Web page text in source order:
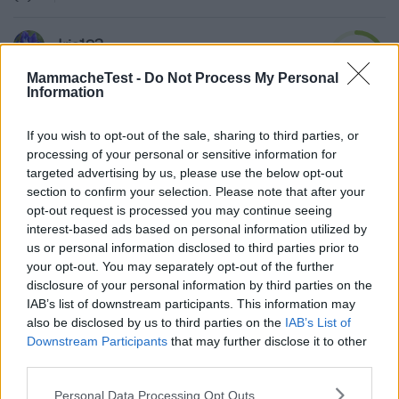
MammacheTest - Do Not Process My Personal
Information
If you wish to opt-out of the sale, sharing to third parties, or
processing of your personal or sensitive information for
targeted advertising by us, please use the below opt-out
section to confirm your selection. Please note that after your
opt-out request is processed you may continue seeing
interest-based ads based on personal information utilized by
us or personal information disclosed to third parties prior to
your opt-out. You may separately opt-out of the further
disclosure of your personal information by third parties on the
IAB’s list of downstream participants. This information may
also be disclosed by us to third parties on the IAB’s List of
Downstream Participants that may further disclose it to other
Please note that this website/app uses one or more Google
Personal Data Processing Opt Outs
Iris123
«Assicura un colore intenso e
25.10.25
8.4
su 10
Penso sia uno dei prodotti migliori per la colorazione dei
capelli in commercio in termini di r...continua a leggere
Utile
)